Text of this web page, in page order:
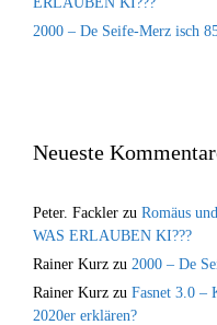
2000 – De Seife-Merz isch
Neueste
Peter. Fackler zu Romäus
WAS ERLAUBEN KI???
Rainer Kurz zu 2000 – De
Rainer Kurz zu Fasnet 3.0 –
2020er erklären?